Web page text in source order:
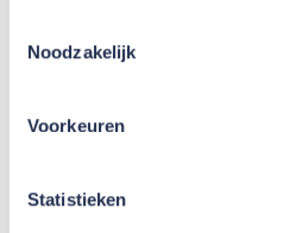
Noodzakelijk
Voorkeuren
Statistieken
Gesprekken om de groep de
fonds zo ontworpen dat
tech-maakbedrijf", aldus